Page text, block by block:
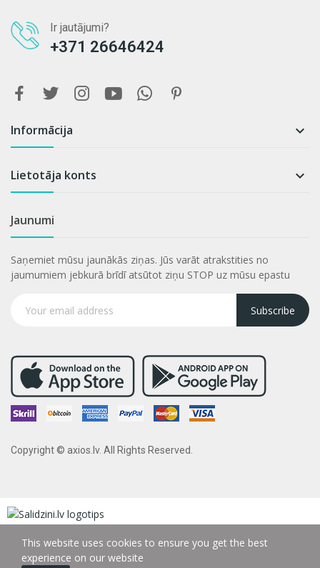
Ir jautājumi?
+371 26646424
Informācija 
Lietotāja konts 
Jaunumi
Saņemiet mūsu jaunākās ziņas. Jūs varāt atrakstities no
jaumumiem jebkurā brīdī atsūtot ziņu STOP uz mūsu epastu
Subscribe
Copyright © axios.lv. All Rights Reserved.
This website uses cookies to ensure you get the best
experience on our website